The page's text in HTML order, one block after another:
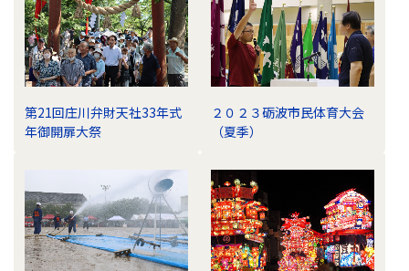
第21回庄川弁財天社33年式
年御開扉大祭
２０２３砺波市民体育大会
（夏季）